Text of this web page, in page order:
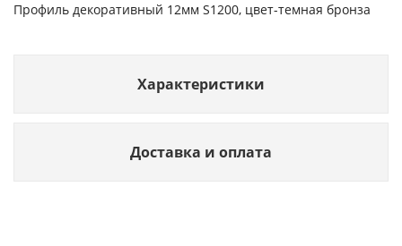
Профиль декоративный 12мм S1200, цвет-темная бронза
Характеристики
Доставка и оплата